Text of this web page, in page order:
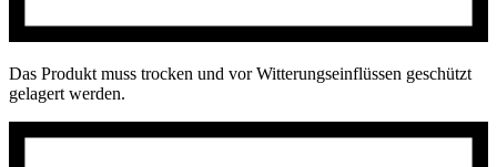
Das Produkt muss trocken und vor Witterungseinflüssen geschützt
gelagert werden.